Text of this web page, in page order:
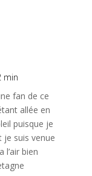
min
fan de ce
allée en
puisque je
suis venue
l’air bien